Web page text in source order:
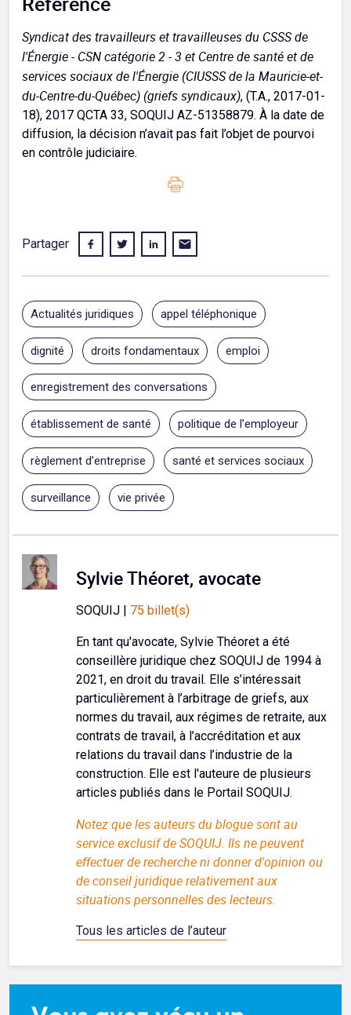
Syndicat des travailleurs et travailleuses du CSSS de
l'Énergie - CSN catégorie 2 - 3 et Centre de santé et de
services sociaux de l'Énergie (CIUSSS de la Mauricie-et-
du-Centre-du-Québec) (griefs syndicaux), (T.A., 2017-01-
18), 2017 QCTA 33, SOQUIJ AZ-51358879. À la date de
diffusion, la décision n’avait pas fait l’objet de pourvoi
en contrôle judiciaire.
Partager
Actualités juridiques appel téléphonique
dignité droits fondamentaux emploi
enregistrement des conversations
établissement de santé politique de l’employeur
règlement d’entreprise santé et services sociaux
surveillance vie privée
Sylvie Théoret, avocate
SOQUIJ | 75 billet(s)
En tant qu'avocate, Sylvie Théoret a été
conseillère juridique chez SOQUIJ de 1994 à
2021, en droit du travail. Elle s’intéressait
particulièrement à l’arbitrage de griefs, aux
normes du travail, aux régimes de retraite, aux
contrats de travail, à l’accréditation et aux
relations du travail dans l’industrie de la
construction. Elle est l'auteure de plusieurs
articles publiés dans le Portail SOQUIJ.
Notez que les auteurs du blogue sont au
service exclusif de SOQUIJ. Ils ne peuvent
effectuer de recherche ni donner d'opinion ou
de conseil juridique relativement aux
situations personnelles des lecteurs.
Tous les articles de l’auteur